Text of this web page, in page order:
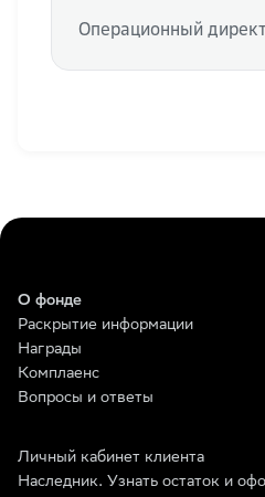
Операционный
О фонде
Раскрытие информации
Награды
Комплаенс
Вопросы и ответы
Личный кабинет клиента
Наследник. Узнать остаток и